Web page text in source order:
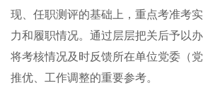
现、任职测评的基础上，重点考准考
力和履职情况。通过层层把关后予以
将考核情况及时反馈所在单位党委（
推优、工作调整的重要参考。